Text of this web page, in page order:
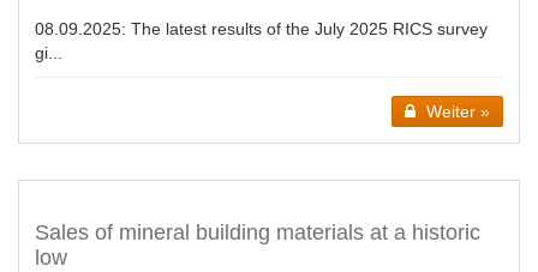
08.09.2025: The latest results of the July 2025 RICS survey
gi...
Weiter »
Sales of mineral building materials at a historic
low